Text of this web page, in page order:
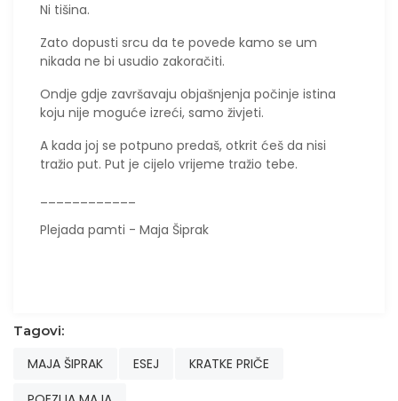
Ni tišina.
Zato dopusti srcu da te povede kamo se um
nikada ne bi usudio zakoračiti.
Ondje gdje završavaju objašnjenja počinje istina
koju nije moguće izreći, samo živjeti.
A kada joj se potpuno predaš, otkrit ćeš da nisi
tražio put. Put je cijelo vrijeme tražio tebe.
Plejada pamti - Maja Šiprak
Tagovi:
MAJA ŠIPRAK ESEJ
KRATKE PRIČE